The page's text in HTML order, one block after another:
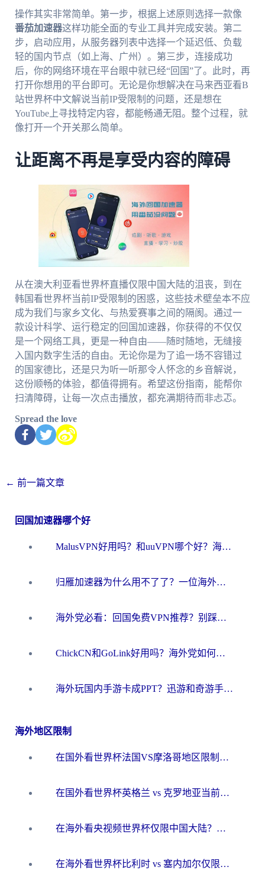
操作其实非常简单。第一步，根据上述原则选择一款像
番茄加速器这样功能全面的专业工具并完成安装。第二
步，启动应用，从服务器列表中选择一个延迟低、负载
轻的国内节点（如上海、广州）。第三步，连接成功
后，你的网络环境在平台眼中就已经“回国”了。此时，再
打开你想用的平台即可。无论是你想解决在马来西亚看B
站世界杯中文解说当前IP受限制的问题，还是想在
YouTube上寻找特定内容，都能畅通无阻。整个过程，就
像打开一个开关那么简单。
让距离不再是享受内容的障碍
从在澳大利亚看世界杯直播仅限中国大陆的沮丧，到在
韩国看世界杯当前IP受限制的困惑，这些技术壁垒本不应
成为我们与家乡文化、与热爱赛事之间的隔阂。通过一
款设计科学、运行稳定的回国加速器，你获得的不仅仅
是一个网络工具，更是一种自由——随时随地，无缝接
入国内数字生活的自由。无论你是为了追一场不容错过
的国家德比，还是只为听一听那令人怀念的乡音解说，
这份顺畅的体验，都值得拥有。希望这份指南，能帮你
扫清障碍，让每一次点击播放，都充满期待而非忐忑。
Spread the love
← 前一篇文章
回国加速器哪个好
MalusVPN好用吗？和uuVPN哪个好？海外党无缝访问国内资源的真实对比与选择指南
归雁加速器为什么用不了了？一位海外游子的真实困惑与技术解答
海外党必看：回国免费VPN推荐？别踩坑！教你选对加速器无缝刷国内资源
ChickCN和GoLink好用吗？海外党如何选对回国加速器
海外玩国内手游卡成PPT？迅游和奇游手游哪个好？一篇讲透回国加速器怎么选
海外地区限制
在国外看世界杯法国VS摩洛哥地区限制？这篇指南让你流畅看中文解说无压力
在国外看世界杯英格兰 vs 克罗地亚当前地区不可播放？这篇指南帮你搞定所有海外观赛难题
在海外看央视频世界杯仅限中国大陆？这篇指南帮你解锁中文解说+无卡顿直播
在海外看世界杯比利时 vs 塞内加尔仅限中国大陆？我找到了最流畅的中文解说之路